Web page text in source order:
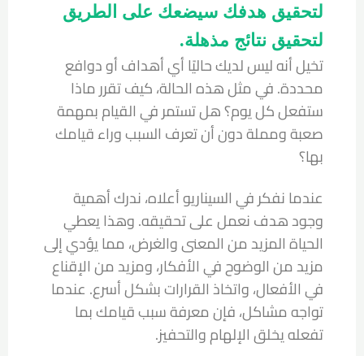
لتحقيق هدفك سيضعك على الطريق
لتحقيق نتائج مذهلة.
تخيل أنه ليس لديك حاليًا أي أهداف أو دوافع
محددة. في مثل هذه الحالة، كيف تقرر ماذا
ستفعل كل يوم؟ هل تستمر في القيام بمهمة
صعبة ومملة دون أن تعرف السبب وراء قيامك
بها؟
عندما نفكر في السيناريو أعلاه، ندرك أهمية
وجود هدف نعمل على تحقيقه. وهذا يعطي
الحياة المزيد من المعنى والغرض، مما يؤدي إلى
مزيد من الوضوح في الأفكار، ومزيد من الإقناع
في الأفعال، واتخاذ القرارات بشكل أسرع. عندما
تواجه مشاكل، فإن معرفة سبب قيامك بما
تفعله يخلق الإلهام والتحفيز.